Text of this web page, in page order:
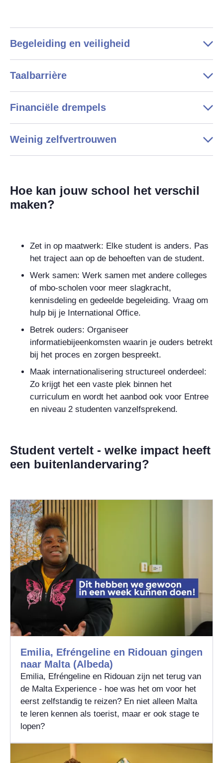
Begeleiding en veiligheid
Taalbarrière
Financiële drempels
Weinig zelfvertrouwen
Hoe kan jouw school het verschil
maken?
Zet in op maatwerk: Elke student is anders. Pas
het traject aan op de behoeften van de student.
Werk samen: Werk samen met andere colleges
of mbo-scholen voor meer slagkracht,
kennisdeling en gedeelde begeleiding. Vraag om
hulp bij je International Office.
Betrek ouders: Organiseer
informatiebijeenkomsten waarin je ouders betrekt
bij het proces en zorgen bespreekt.
Maak internationalisering structureel onderdeel:
Zo krijgt het een vaste plek binnen het
curriculum en wordt het aanbod ook voor Entree
en niveau 2 studenten vanzelfsprekend.
Student vertelt - welke impact heeft
een buitenlandervaring?
Emilia, Efréngeline en Ridouan gingen
naar Malta (Albeda)
Emilia, Efréngeline en Ridouan zijn net terug van
de Malta Experience - hoe was het om voor het
eerst zelfstandig te reizen? En niet alleen Malta
te leren kennen als toerist, maar er ook stage te
lopen?